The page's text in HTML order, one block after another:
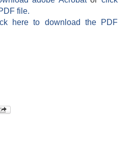
file.
here to download the PDF